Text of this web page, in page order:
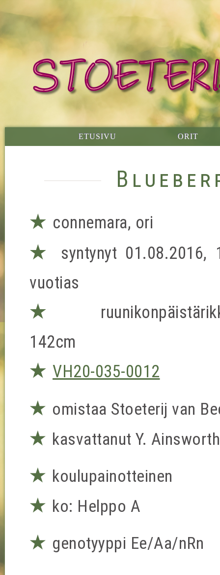
ETUSIVU ORIT
★ connemara, ori
★
syntynyt 01.08.2016,
vuotias
★
142cm
★ VH20-035-0012
★ omistaa Stoeterij van
★ kasvattanut Y.
★ koulupainotteinen
★ ko: Helppo A
★ genotyyppi Ee/Aa/nRn